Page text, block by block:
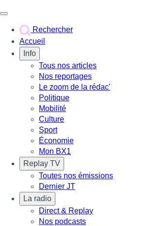
Rechercher
Accueil
Info
Tous nos articles
Nos reportages
Le zoom de la rédac'
Politique
Mobilité
Culture
Sport
Économie
Mon BX1
Replay TV
Toutes nos émissions
Dernier JT
La radio
Direct & Replay
Nos podcasts